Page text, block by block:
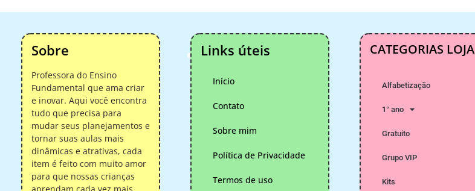
Sobre
Professora do Ensino
Fundamental que ama criar
e inovar. Aqui você encontra
tudo que precisa para
mudar seus planejamentos e
tornar suas aulas mais
dinâmicas e atrativas, cada
item é feito com muito amor
para que nossas crianças
aprendam cada vez mais.
Links úteis
Início
Contato
Sobre mim
Política de Privacidade
Termos de uso
CATEGORIAS LOJA
Alfabetização
1° ano
Gratuito
Grupo VIP
Kits